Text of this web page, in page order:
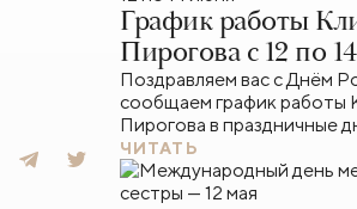
График работы
Пирогова с 12 по
Поздравляем вас с Днём
сообщаем график работы
Пирогова в праздничные
ЧИТАТЬ